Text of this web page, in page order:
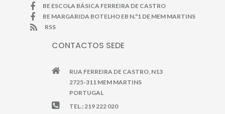
BE ESCOLA BÁSICA FERREIRA DE CASTRO
BE MARGARIDA BOTELHO EB N.º1 DE MEM MARTINS
RSS
CONTACTOS SEDE
RUA FERREIRA DE CASTRO, N13
2725-311 MEM MARTINS
PORTUGAL
TEL.: 219 222 020